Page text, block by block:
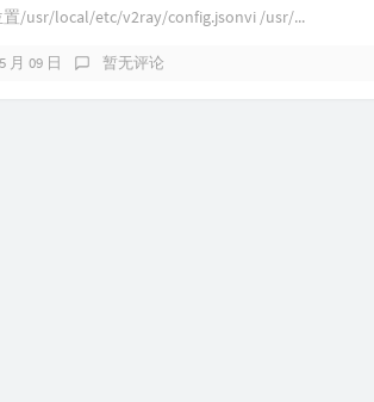
/usr/local/etc/v2ray/config.jsonvi /usr/...
月 09 日 暂无评论